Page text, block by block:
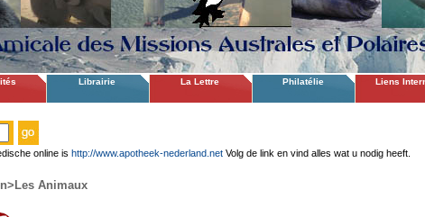
Librairie La Lettre Philatélie Liens
online is http://www.apotheek-nederland.netVolg de link en vind alles wat u nodig heeft.
>Les Animaux